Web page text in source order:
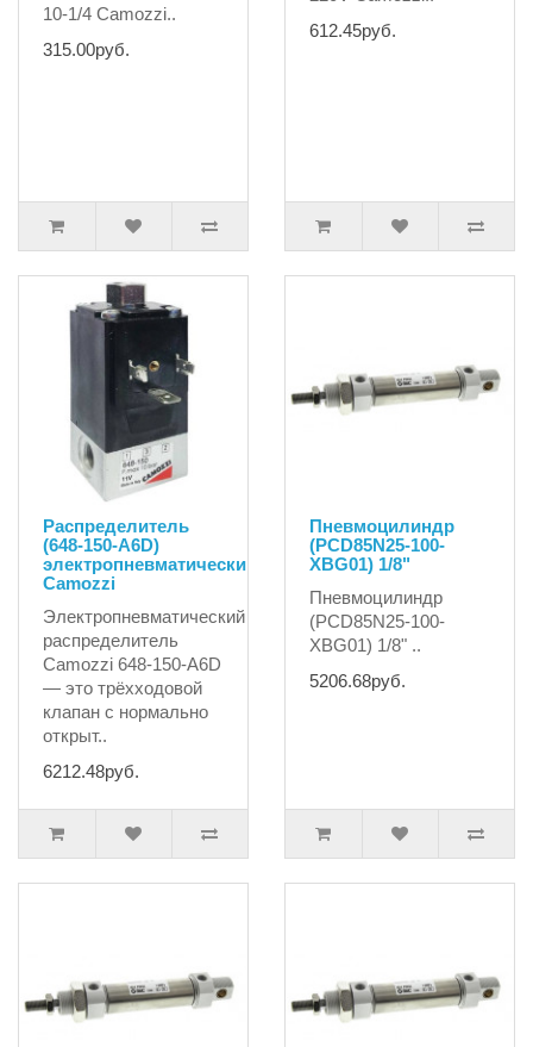
10-1/4 Camozzi..
315.00руб.
612.45руб.
Распределитель
(648-150-A6D)
электропневматический
Camozzi
Электропневматический
распределитель
Camozzi 648-150-A6D
— это трёхходовой
клапан с нормально
открыт..
6212.48руб.
Пневмоцилиндр
(PCD85N25-100-
XBG01) 1/8"
Пневмоцилиндр
(PCD85N25-100-
XBG01) 1/8" ..
5206.68руб.